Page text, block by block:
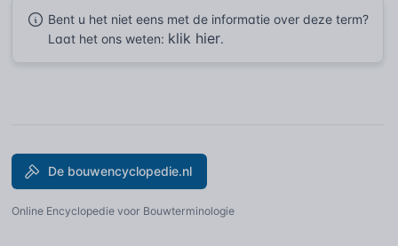
Bent u het niet eens met de informatie over deze term?
Laat het ons weten: klik hier.
De bouwencyclopedie.nl
Online Encyclopedie voor Bouwterminologie